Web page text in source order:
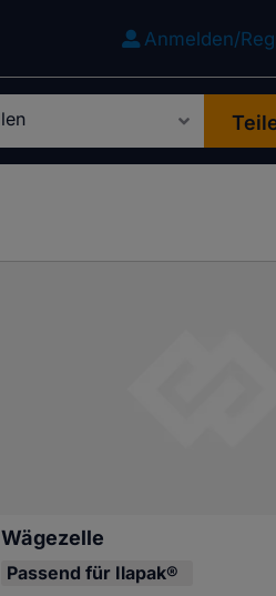
Anmelden/
Wägezelle
Passend für Ilapak®